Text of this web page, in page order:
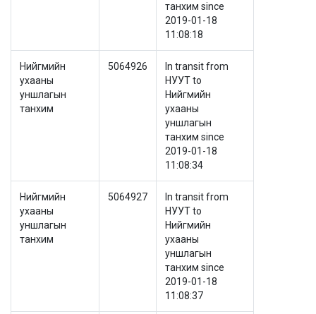
танхим since
2019-01-18
11:08:18
Нийгмийн
ухааны
уншлагын
танхим
5064926
In transit from
НУУТ to
Нийгмийн
ухааны
уншлагын
танхим since
2019-01-18
11:08:34
Нийгмийн
ухааны
уншлагын
танхим
5064927
In transit from
НУУТ to
Нийгмийн
ухааны
уншлагын
танхим since
2019-01-18
11:08:37